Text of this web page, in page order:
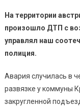
На территории
произошло ДТП с
управлял наш
полиция.
Авария случилась в
развязке у коммуны
закругленной